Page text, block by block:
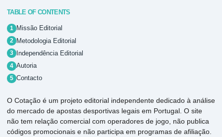
TABLE OF CONTENTS
Missão Editorial
Metodologia Editorial
Independência Editorial
Autoria
Contacto
O Cotação é um projeto editorial independente dedicado à análise
do mercado de apostas desportivas legais em Portugal. O site
não tem relação comercial com operadores de jogo, não publica
códigos promocionais e não participa em programas de afiliação.